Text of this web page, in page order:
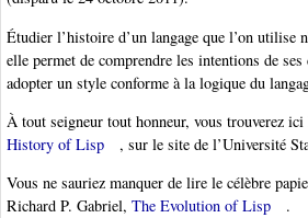
Étudier l’histoire d’un langage que l’on utilise
elle permet de comprendre les intentions de
adopter un style conforme à la logique du
À tout seigneur tout honneur, vous trouverez
History of Lisp
, sur le site de l’Université
Vous ne sauriez manquer de lire le célèbre
Richard P. Gabriel, The Evolution of Lisp
.